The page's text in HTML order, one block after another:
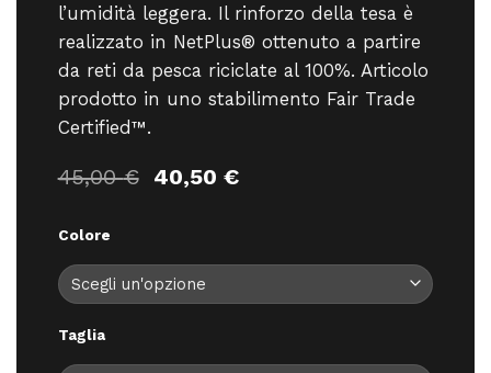
l’umidità leggera. Il rinforzo della tesa è
realizzato in NetPlus® ottenuto a partire
da reti da pesca riciclate al 100%. Articolo
prodotto in uno stabilimento Fair Trade
Certified™.
45,00€ Il
45,00 €.
40,50 €Il
40,50 €.
Colore
Taglia